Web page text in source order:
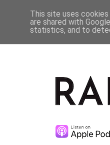
This site uses
are shared with
statistics, and to